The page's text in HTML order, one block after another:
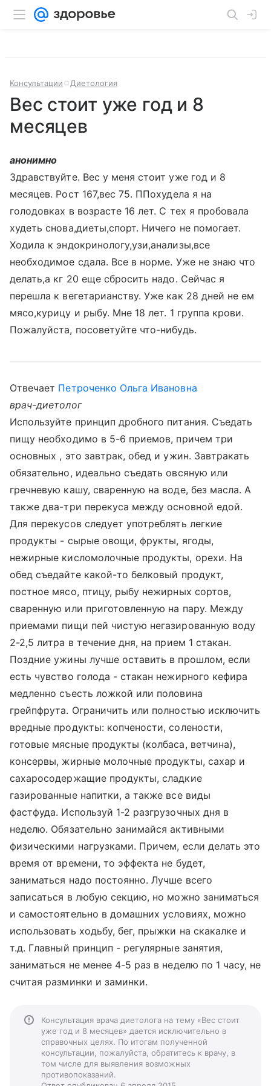
Консультации Диетология
Вес стоит уже год и 8
месяцев
анонимно
Здравствуйте. Вес у меня стоит уже год и 8
месяцев. Рост 167,вес 75. ППохудела я на
голодовках в возрасте 16 лет. С тех я пробовала
худеть снова,диеты,спорт. Ничего не помогает.
Ходила к эндокринологу,узи,анализы,все
необходимое сдала. Все в норме. Уже не знаю что
делать,а кг 20 еще сбросить надо. Сейчас я
перешла к вегетарианству. Уже как 28 дней не ем
мясо,курицу и рыбу. Мне 18 лет. 1 группа крови.
Пожалуйста, посоветуйте что-нибудь.
Отвечает Петроченко Ольга Ивановна
врач-диетолог
Используйте принцип дробного питания. Съедать
пищу необходимо в 5-6 приемов, причем три
основных , это завтрак, обед и ужин. Завтракать
обязательно, идеально съедать овсяную или
гречневую кашу, сваренную на воде, без масла. А
также два-три перекуса между основной едой.
Для перекусов следует употреблять легкие
продукты - сырые овощи, фрукты, ягоды,
нежирные кисломолочные продукты, орехи. На
обед съедайте какой-то белковый продукт,
постное мясо, птицу, рыбу нежирных сортов,
сваренную или приготовленную на пару. Между
приемами пищи пей чистую негазированную воду
2-2,5 литра в течение дня, на прием 1 стакан.
Поздние ужины лучше оставить в прошлом, если
есть чувство голода - стакан нежирного кефира
медленно съесть ложкой или половина
грейпфрута. Ограничить или полностью исключить
вредные продукты: копчености, солености,
готовые мясные продукты (колбаса, ветчина),
консервы, жирные молочные продукты, сахар и
сахаросодержащие продукты, сладкие
газированные напитки, а также все виды
фастфуда. Используй 1-2 разгрузочных дня в
неделю. Обязательно занимайся активными
физическими нагрузками. Причем, если делать это
время от времени, то эффекта не будет,
заниматься надо постоянно. Лучше всего
записаться в любую секцию, но можно заниматься
и самостоятельно в домашних условиях, можно
использовать ходьбу, бег, прыжки на скакалке и
т.д. Главный принцип - регулярные занятия,
заниматься не менее 4-5 раз в неделю по 1 часу, не
считая разминки и заминки.
Консультация врача диетолога на тему «Вес стоит
уже год и 8 месяцев» дается исключительно в
справочных целях. По итогам полученной
консультации, пожалуйста, обратитесь к врачу, в
том числе для выявления возможных
противопоказаний.